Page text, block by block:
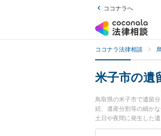
ココナラへ
ココナラ法律相談
米子市の遺
鳥取県の米子市で遺留
続、遺産分割等の細か
土日や夜間に発生した
きる米子市内の弁護士